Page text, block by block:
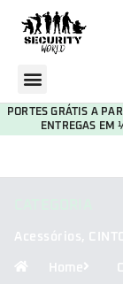
PORTES GRÁTIS A
ENTREGAS EM
Acessórios,
Home